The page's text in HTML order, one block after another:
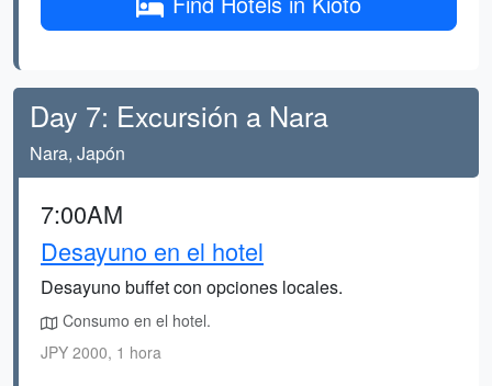
Day 7: Excursión a Nara
Nara, Japón
7:00AM
Desayuno en el hotel
Desayuno buffet con opciones locales.
Consumo en el hotel.
JPY 2000, 1 hora